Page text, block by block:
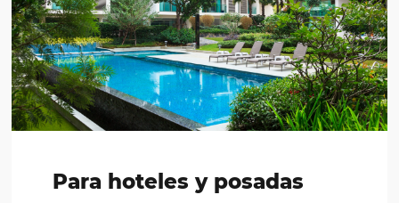
de conversão.
Descubra cómo las soluciones tecnológicas
Omnibees ayudan a los clientes a resolver
fricciones y problemas en sus procesos,
y optimizando la rentabilidad y la